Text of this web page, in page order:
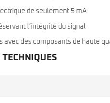
de seulement 5 mA
l’intégrité du signal
avec des composants de haute
TECHNIQUES